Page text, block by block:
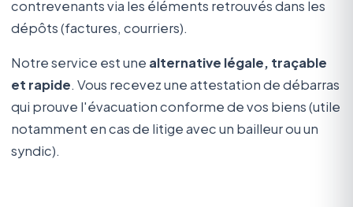
contrevenants via les éléments retrouvés dans les
dépôts (factures, courriers).
Notre service est une alternative légale, traçable
et rapide. Vous recevez une attestation de débarras
qui prouve l'évacuation conforme de vos biens (utile
notamment en cas de litige avec un bailleur ou un
syndic).